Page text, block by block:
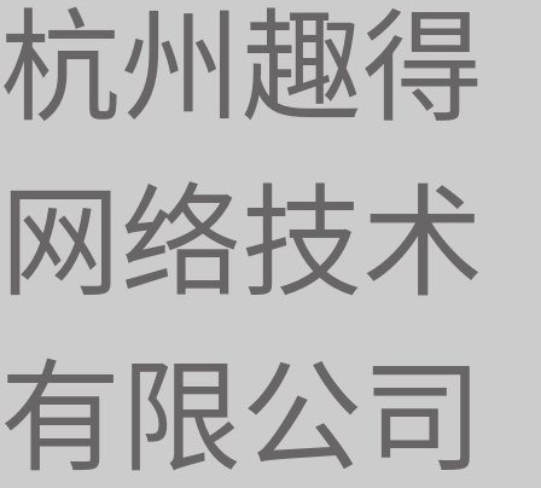
杭州趣得
网络技术
有限公司